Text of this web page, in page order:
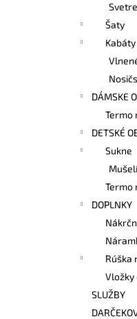
Šaty
Kabáty
DÁMSKE
Termo
DETSKÉ
Sukne
Termo
DOPLNKY
Rúška
Vložky
SLUŽBY